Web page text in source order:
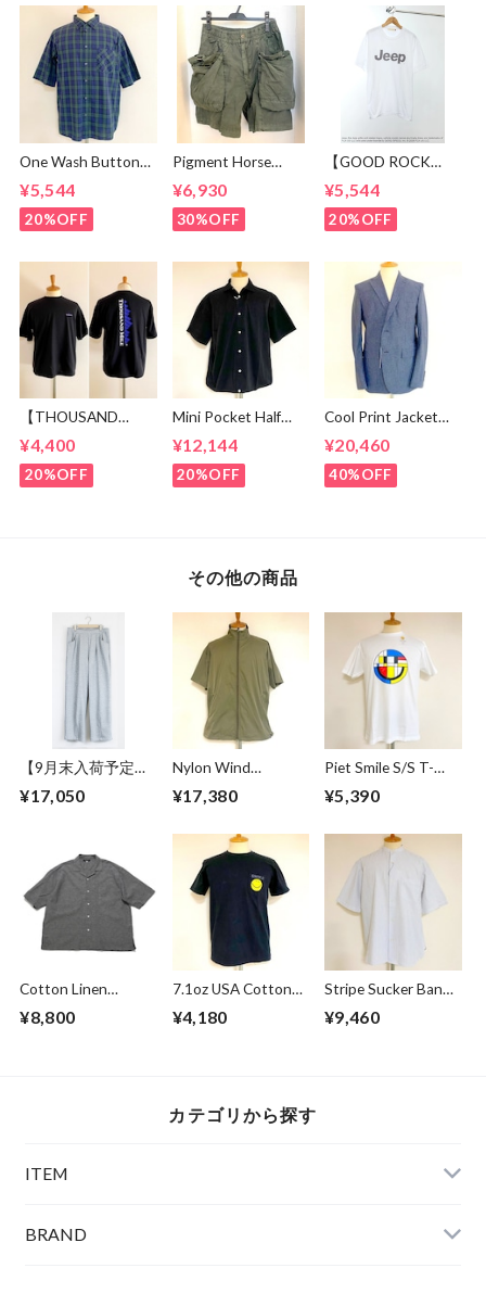
One Wash Button
Shirts Black
Watch Broad
¥5,544
20%OFF
Pigment Horse
Shorts Olive
¥6,930
30%OFF
【GOOD ROCK
Logo T-shirt
White
¥5,544
20%OFF
【THOUSAND
MILE】 Short Sleeve
Print T-shirt Vertical
Logo Black
¥4,400
20%OFF
Mini Pocket Half
Sleeve Shirts Black
¥12,144
20%OFF
Cool Print Jacket
Navy
¥20,460
40%OFF
その他の商品
【9月末入荷予定】
Sweat Wide Easy
Pants Gray
¥17,050
Nylon Wind
Breaker Light
Khaki
¥17,380
Piet Smile S/S T-
shirts White
¥5,390
Cotton Linen
Chambray Open
Collar Shirts Black
¥8,800
7.1oz USA Cotton
Body "SMILE"
Pocket S/S T-
¥4,180
Stripe Sucker Band
Collar S/S Shirts
White
¥9,460
カテゴリから探す
ITEM
BRAND